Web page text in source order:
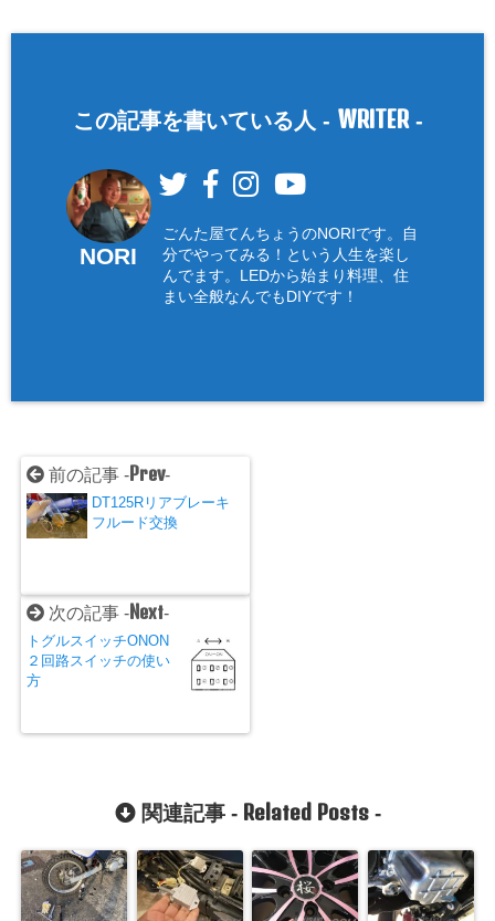
この記事を書いている人 - WRITER-
NORI
ごんた屋てんちょうのNORIです。自
分でやってみる！という人生を楽し
んでます。LEDから始まり料理、住
まい全般なんでもDIYです！
前の記事 - Prev-
DT125Rリアブレーキ
フルード交換
次の記事 - Next-
トグルスイッチONON
２回路スイッチの使い
方
関連記事 - Related Posts-